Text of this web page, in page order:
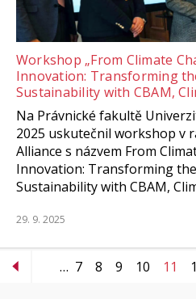
Workshop „From Climate
Innovation: Transforming
Sustainability with CBAM,
Na Právnické fakultě
2025 uskutečnil workshop v
Alliance s názvem From
Innovation: Transforming
Sustainability with CBAM,
29. 9. 2025
… 7 8 9 10 11